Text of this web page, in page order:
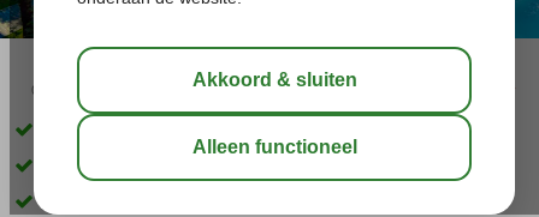
03:45
Direct aan het strand
Zwembaden met glijbanen